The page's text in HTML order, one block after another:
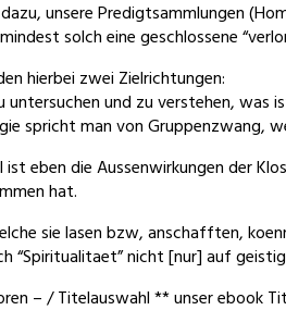
unsere Predigtsammlungen
solch eine geschlossene
hierbei zwei Zielrichtungen:
untersuchen und zu verstehen, was
spricht man von Gruppenzwang,
ist eben die Aussenwirkungen der
hat.
sie lasen bzw, anschafften,
“Spiritualitaet” nicht [nur] auf
– / Titelauswahl ** unser ebook